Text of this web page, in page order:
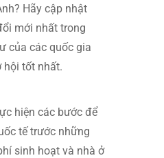
Hãy cập nhật
mới nhất trong
của các quốc gia
hội tốt nhất.
hiện các bước để
tế trước những
sinh hoạt và nhà ở